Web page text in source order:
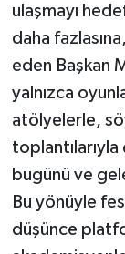
ulaşmayı
daha
eden Başkan
yalnızca
atölyelerle,
bugünü ve
Bu yönüyle
düşünce